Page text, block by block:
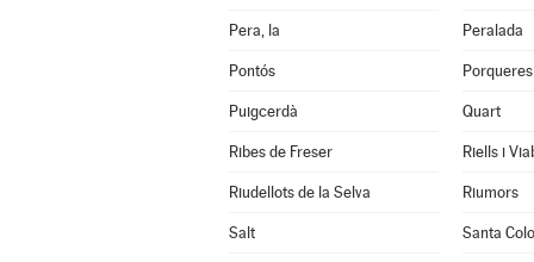
Pera, la Peralada
Pontós Porqueres
Puigcerdà Quart
Ribes de Freser Riells i
Riudellots de la Selva Riumors
Salt Santa